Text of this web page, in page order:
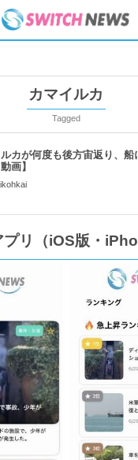
カマイルカ
Tagged
カが何度も後方宙返り、
動画】
リ（iOS版・